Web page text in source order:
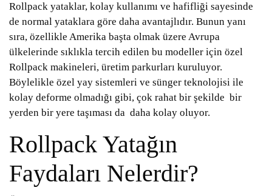
Rollpack yataklar, kolay kullanımı ve hafifliği sayesinde
de normal yataklara göre daha avantajlıdır. Bunun yanı
sıra, özellikle Amerika başta olmak üzere Avrupa
ülkelerinde sıklıkla tercih edilen bu modeller için özel
Rollpack makineleri, üretim parkurları kuruluyor.
Böylelikle özel yay sistemleri ve sünger teknolojisi ile
kolay deforme olmadığı gibi, çok rahat bir şekilde bir
yerden bir yere taşıması da daha kolay oluyor.
Rollpack Yatağın
Faydaları Nelerdir?